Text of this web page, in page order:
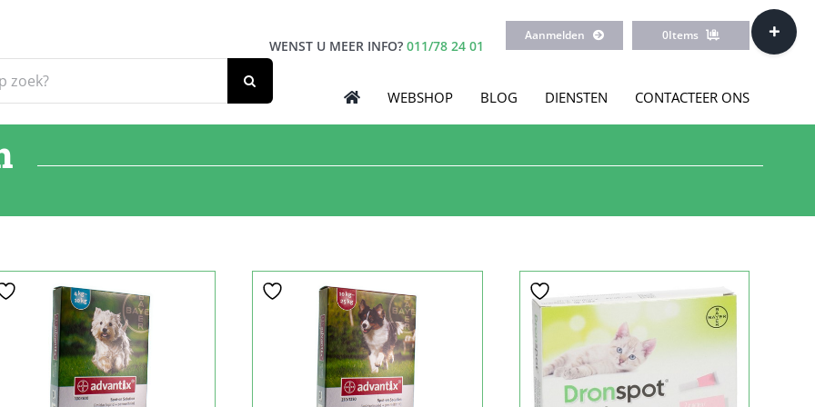
WENST U MEER INFO? 011/78 24 01
Aanmelden 0Items
WEBSHOP BLOG DIENSTEN CONTACTEER ONS
Toggle
Sliding